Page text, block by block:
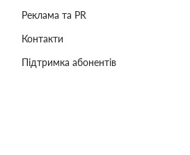
Реклама та PR
Контакти
Підтримка абонентів